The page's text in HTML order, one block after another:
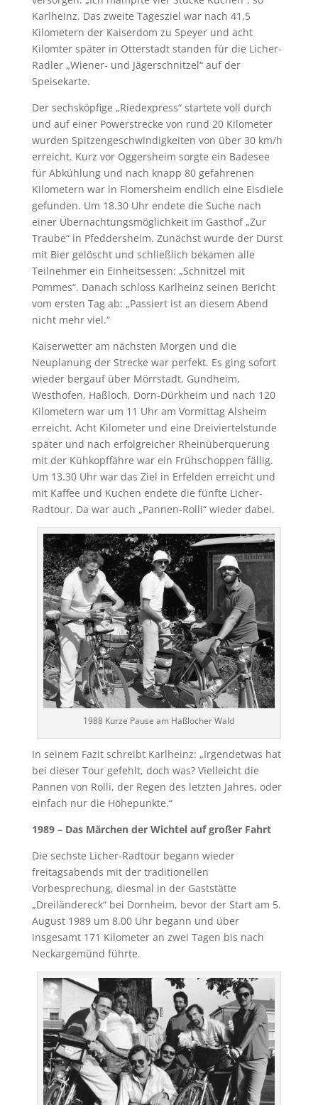
Karlheinz. Das zweite Tagesziel war nach 41,5
Kilometern der Kaiserdom zu Speyer und acht
Kilomter später in Otterstadt standen für die Licher-
Radler „Wiener- und Jägerschnitzel“ auf der
Speisekarte.
Der sechsköpfige „Riedexpress“ startete voll durch
und auf einer Powerstrecke von rund 20 Kilometer
wurden Spitzengeschwindigkeiten von über 30 km/h
erreicht. Kurz vor Oggersheim sorgte ein Badesee
für Abkühlung und nach knapp 80 gefahrenen
Kilometern war in Flomersheim endlich eine Eisdiele
gefunden. Um 18.30 Uhr endete die Suche nach
einer Übernachtungsmöglichkeit im Gasthof „Zur
Traube“ in Pfeddersheim. Zunächst wurde der Durst
mit Bier gelöscht und schließlich bekamen alle
Teilnehmer ein Einheitsessen: „Schnitzel mit
Pommes“. Danach schloss Karlheinz seinen Bericht
vom ersten Tag ab: „Passiert ist an diesem Abend
nicht mehr viel.“
Kaiserwetter am nächsten Morgen und die
Neuplanung der Strecke war perfekt. Es ging sofort
wieder bergauf über Mörrstadt, Gundheim,
Westhofen, Haßloch, Dorn-Dürkheim und nach 120
Kilometern war um 11 Uhr am Vormittag Alsheim
erreicht. Acht Kilometer und eine Dreiviertelstunde
später und nach erfolgreicher Rheinüberquerung
mit der Kühkopffähre war ein Frühschoppen fällig.
Um 13.30 Uhr war das Ziel in Erfelden erreicht und
mit Kaffee und Kuchen endete die fünfte Licher-
Radtour. Da war auch „Pannen-Rolli“ wieder dabei.
1988 Kurze Pause am Haßlocher Wald
In seinem Fazit schreibt Karlheinz: „Irgendetwas hat
bei dieser Tour gefehlt, doch was? Vielleicht die
Pannen von Rolli, der Regen des letzten Jahres, oder
einfach nur die Höhepunkte.“
1989 – Das Märchen der Wichtel auf großer Fahrt
Die sechste Licher-Radtour begann wieder
freitagsabends mit der traditionellen
Vorbesprechung, diesmal in der Gaststätte
„Dreiländereck“ bei Dornheim, bevor der Start am 5.
August 1989 um 8.00 Uhr begann und über
insgesamt 171 Kilometer an zwei Tagen bis nach
Neckargemünd führte.